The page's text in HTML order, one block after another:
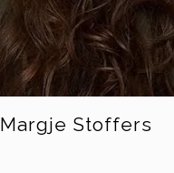
Margje Stoffers